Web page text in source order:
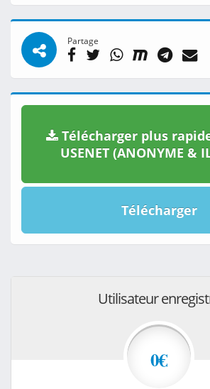
Partage
Télécharger plus
USENET (ANONYME &
Télécharger
Utilisateur
0€